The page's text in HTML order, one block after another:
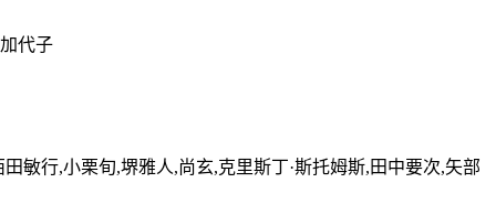
代子
敏行,小栗旬,堺雅人,尚玄,克里斯丁·斯托姆斯,田中要次,矢部